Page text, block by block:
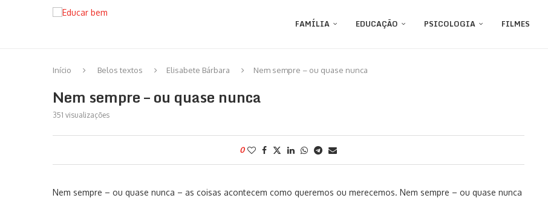
FAMÍLIA EDUCAÇÃO PSICOLOGIA FILMES
Início Belos textos Elisabete Bárbara Nem sempre – ou quase nunca
Nem sempre – ou quase nunca
351 visualizações
0
Nem sempre – ou quase nunca – as coisas acontecem como queremos ou merecemos. Nem sempre – ou quase nunca